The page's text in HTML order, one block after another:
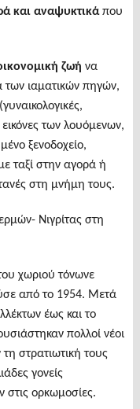
και αναψυκτικάπου
ζωή να
των ιαματικών πηγών,
εικόνες των λουόμενων,
ξενοδοχείο,
ταξί στην αγορά ή
στη μνήμη τους.
Νιγρίτας στη
χωριού τόνωνε
από το 1954. Μετά
έως και το
πολλοί νέοι
στρατιωτική τους
γονείς
στις ορκωμοσίες.